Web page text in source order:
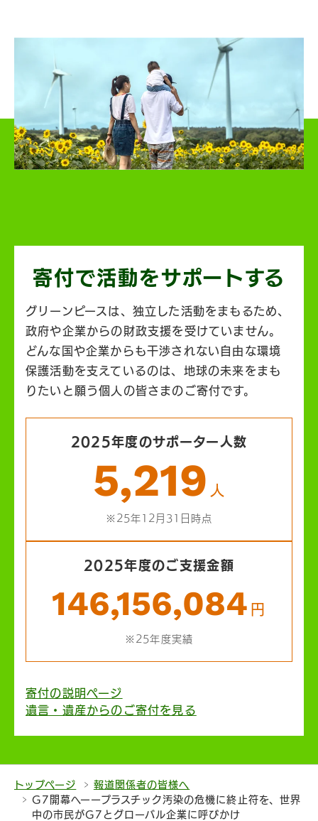
寄付で活動をサポートする
グリーンピースは、独立した活動をまもるため、
政府や企業からの財政支援を受けていません。
どんな国や企業からも干渉されない自由な環境
保護活動を支えているのは、地球の未来をまも
りたいと願う個人の皆さまのご寄付です。
2025年度のサポーター人数
5,219 人
※25年12月31日時点
2025年度のご支援金額
146,156,084 円
※25年度実績
寄付の説明ページ
遺言・遺産からのご寄付を見る
トップページ
報道関係者の皆様へ
G7開幕へーープラスチック汚染の危機に終止符を、世界
中の市民がG7とグローバル企業に呼びかけ